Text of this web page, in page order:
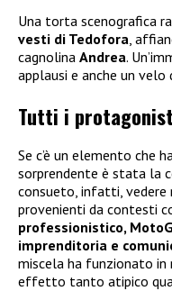
Una torta scenografica
vesti di Tedofora,
cagnolina Andrea.
applausi e anche un velo
Tutti i
Se c’è un elemento che
sorprendente è stata la
consueto, infatti,
provenienti da contesti
professionistico,
imprenditoria e
miscela ha funzionato in
effetto tanto atipico